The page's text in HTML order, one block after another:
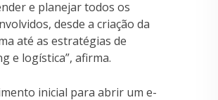
e planejar todos os
desde a criação da
até as estratégias de
e logística”, afirma.
inicial para abrir um e-